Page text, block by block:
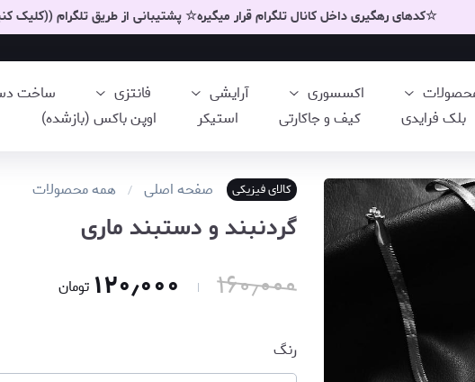
☆کدهای رهگیری داخل کانال تلگرام قرار میگیره☆ پشتیبانی از طریق تلگرام ((کلیک
اکسسوری آرایشی فانتزی
ساخت
بلک فرایدی کیف و جاکارتی استیکر اوپن باکس (بازشده)
کالای فیزیکی صفحه اصلی همه محصولات
گردنبند و دستبند ماری
۱۶۰٫۰۰۰ ۱۲۰٫۰۰۰ تومان
رنگ